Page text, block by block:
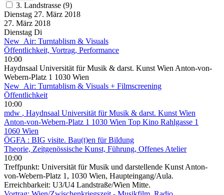
3. Landstrasse (9)
Dienstag 27. März 2018
27. März 2018
Dienstag Di
New_Air: Turntablism & Visuals
Öffentlichkeit, Vortrag, Performance
10:00
Haydnsaal Universität für Musik & darst. Kunst Wien Anton-von-
Webern-Platz 1 1030 Wien
New_Air: Turntablism & Visuals + Filmscreening
Öffentlichkeit
10:00
mdw , Haydnsaal Universität für Musik & darst. Kunst Wien
Anton-von-Webern-Platz 1 1030 Wien Top Kino Rahlgasse 1
1060 Wien
ÖGFA : BIG visite. Bau(t)en für Bildung
Theorie, Zeitgenössische Kunst, Führung, Offenes Atelier
10:00
Treffpunkt: Universität für Musik und darstellende Kunst Anton-
von-Webern-Platz 1, 1030 Wien, Haupteingang/Aula.
Erreichbarkeit: U3/U4 Landstraße/Wien Mitte.